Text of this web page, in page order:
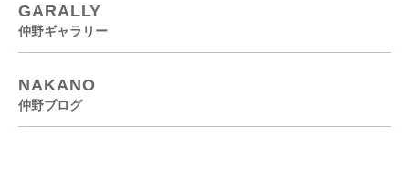
GARALLY
仲野ギャラリー
NAKANO
仲野ブログ